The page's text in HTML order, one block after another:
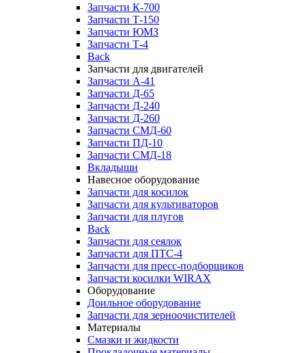
Запчасти К-700
Запчасти Т-150
Запчасти ЮМЗ
Запчасти Т-4
Back
Запчасти для двигателей
Запчасти А-41
Запчасти Д-65
Запчасти Д-240
Запчасти Д-260
Запчасти СМД-60
Запчасти ПД-10
Запчасти СМД-18
Вкладыши
Навесное оборудование
Запчасти для косилок
Запчасти для культиваторов
Запчасти для плугов
Back
Запчасти для сеялок
Запчасти для ПТС-4
Запчасти для пресс-подборщиков
Запчасти косилки WIRAX
Оборудование
Доильное оборудование
Запчасти для зерноочистителей
Материалы
Смазки и жидкости